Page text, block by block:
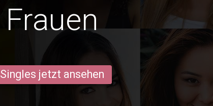
Frauen
Singles jetzt ansehen